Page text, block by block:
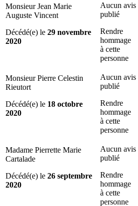
Monsieur Jean Marie
Auguste Vincent
Décédé(e) le 29 novembre
2020
Aucun avis
publié
Rendre
hommage
à cette
personne
Monsieur Pierre Celestin
Rieutort
Décédé(e) le 18 octobre
2020
Aucun avis
publié
Rendre
hommage
à cette
personne
Madame Pierrette Marie
Cartalade
Décédé(e) le 26 septembre
2020
Aucun avis
publié
Rendre
hommage
à cette
personne